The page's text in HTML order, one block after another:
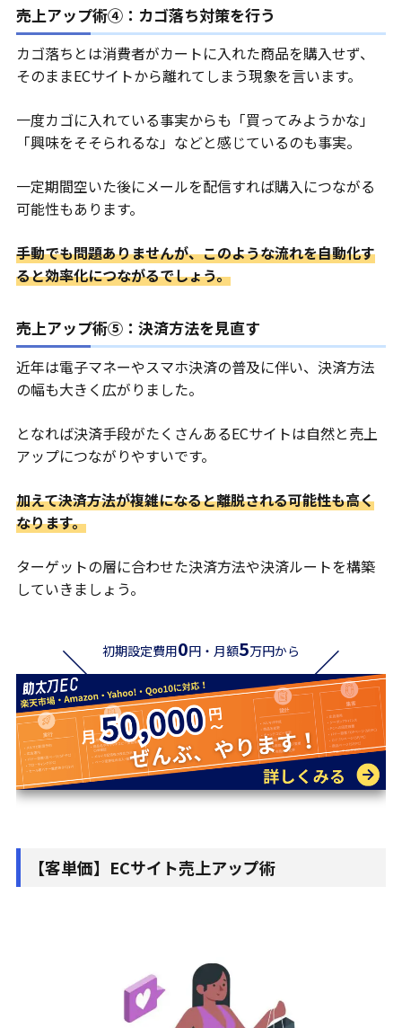
売上アップ術④：カゴ落ち対策を行う
カゴ落ちとは消費者がカートに入れた商品を購入せず、
そのままECサイトから離れてしまう現象を言います。
一度カゴに入れている事実からも「買ってみようかな」
「興味をそそられるな」などと感じているのも事実。
一定期間空いた後にメールを配信すれば購入につながる
可能性もあります。
手動でも問題ありませんが、このような流れを自動化す
ると効率化につながるでしょう。
売上アップ術⑤：決済方法を見直す
近年は電子マネーやスマホ決済の普及に伴い、決済方法
の幅も大きく広がりました。
となれば決済手段がたくさんあるECサイトは自然と売上
アップにつながりやすいです。
加えて決済方法が複雑になると離脱される可能性も高く
なります。
ターゲットの層に合わせた決済方法や決済ルートを構築
していきましょう。
初期設定費用0円・月額5万円から
【客単価】ECサイト売上アップ術